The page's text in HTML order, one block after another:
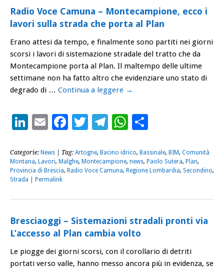
Radio Voce Camuna – Montecampione, ecco i
lavori sulla strada che porta al Plan
Erano attesi da tempo, e finalmente sono partiti nei giorni
scorsi i lavori di sistemazione stradale del tratto che da
Montecampione porta al Plan. Il maltempo delle ultime
settimane non ha fatto altro che evidenziare uno stato di
degrado di … Continua a leggere →
LinkedIn
EmailFacebook
Twitter
Telegram
WhatsApp
Categorie: News | Tag: Artogne, Bacino idrico, Bassinale, BIM, Comunità
Montana, Lavori, Malghe, Montecampione, news, Paolo Sutera, Plan,
Provincia di Brescia, Radio Voce Camuna, Regione Lombardia, Secondino,
Strada
Permalink
Bresciaoggi – Sistemazioni stradali pronti via
L’accesso al Plan cambia volto
Le piogge dei giorni scorsi, con il corollario di detriti
portati verso valle, hanno messo ancora più in evidenza, se